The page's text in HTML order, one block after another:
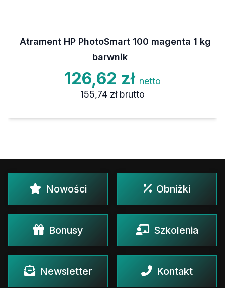
Atrament HP PhotoSmart 100 magenta 1 kg
barwnik
126,62 zł netto
155,74 zł brutto
Nowości Obniżki
Bonusy Szkolenia
Newsletter Kontakt